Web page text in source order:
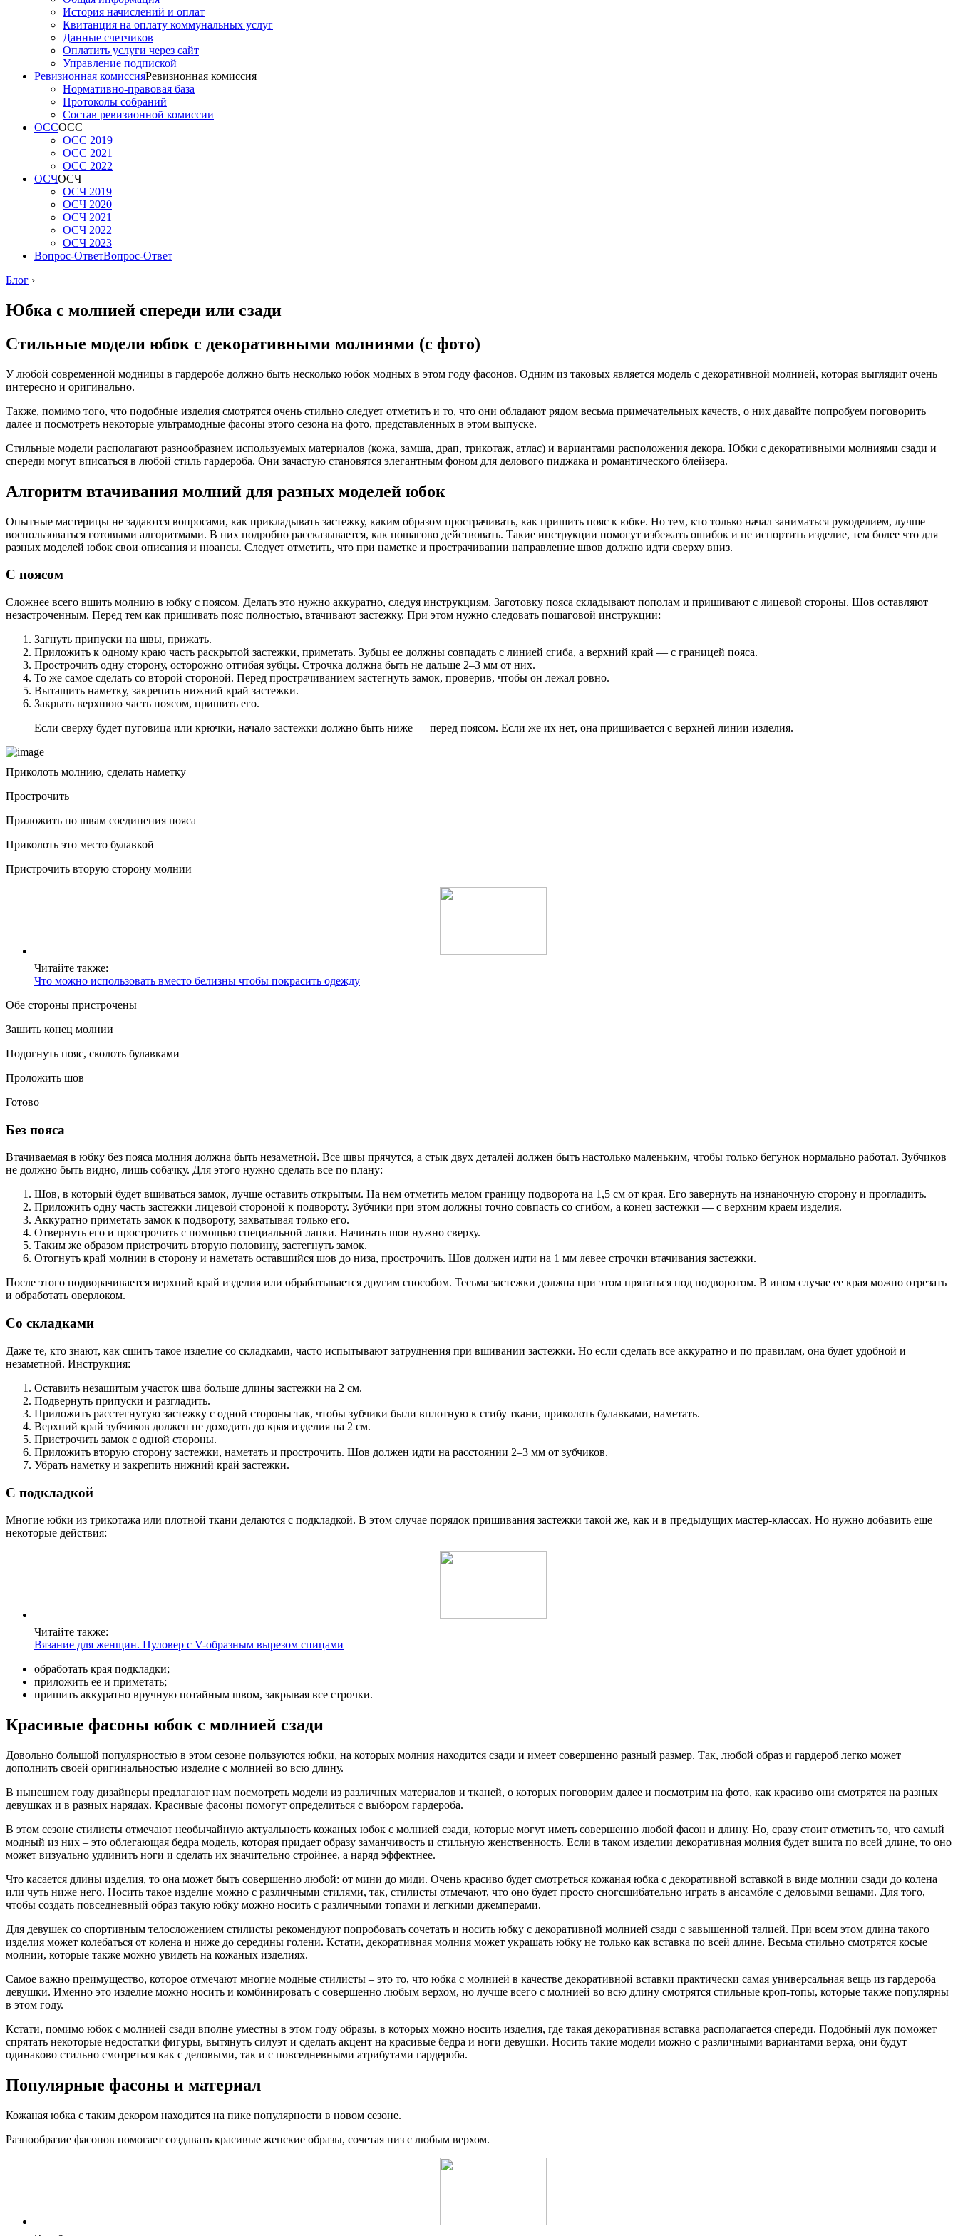
История начислений и оплат
Квитанция на оплату коммунальных услуг
Данные счетчиков
Оплатить услуги через сайт
Управление подпиской
Ревизионная комиссияРевизионная комиссия
Нормативно-правовая база
Протоколы собраний
Состав ревизионной комиссии
ОССОСС
ОСС 2019
ОСС 2021
ОСС 2022
ОСЧОСЧ
ОСЧ 2019
ОСЧ 2020
ОСЧ 2021
ОСЧ 2022
ОСЧ 2023
Вопрос-ОтветВопрос-Ответ
Блог ›
Юбка с молнией спереди или сзади
Стильные модели юбок с декоративными молниями (с фото)
У любой современной модницы в гардеробе должно быть несколько юбок модных в этом году фасонов. Одним из таковых является модель с декоративной молнией, которая выглядит очень
интересно и оригинально.
Также, помимо того, что подобные изделия смотрятся очень стильно следует отметить и то, что они обладают рядом весьма примечательных качеств, о них давайте попробуем поговорить
далее и посмотреть некоторые ультрамодные фасоны этого сезона на фото, представленных в этом выпуске.
Стильные модели располагают разнообразием используемых материалов (кожа, замша, драп, трикотаж, атлас) и вариантами расположения декора. Юбки с декоративными молниями сзади и
спереди могут вписаться в любой стиль гардероба. Они зачастую становятся элегантным фоном для делового пиджака и романтического блейзера.
Алгоритм втачивания молний для разных моделей юбок
Опытные мастерицы не задаются вопросами, как прикладывать застежку, каким образом прострачивать, как пришить пояс к юбке. Но тем, кто только начал заниматься рукоделием, лучше
воспользоваться готовыми алгоритмами. В них подробно рассказывается, как пошагово действовать. Такие инструкции помогут избежать ошибок и не испортить изделие, тем более что для
разных моделей юбок свои описания и нюансы. Следует отметить, что при наметке и прострачивании направление швов должно идти сверху вниз.
С поясом
Сложнее всего вшить молнию в юбку с поясом. Делать это нужно аккуратно, следуя инструкциям. Заготовку пояса складывают пополам и пришивают с лицевой стороны. Шов оставляют
незастроченным. Перед тем как пришивать пояс полностью, втачивают застежку. При этом нужно следовать пошаговой инструкции:
Загнуть припуски на швы, прижать.
Приложить к одному краю часть раскрытой застежки, приметать. Зубцы ее должны совпадать с линией сгиба, а верхний край — с границей пояса.
Прострочить одну сторону, осторожно отгибая зубцы. Строчка должна быть не дальше 2–3 мм от них.
То же самое сделать со второй стороной. Перед прострачиванием застегнуть замок, проверив, чтобы он лежал ровно.
Вытащить наметку, закрепить нижний край застежки.
Закрыть верхнюю часть поясом, пришить его.
Если сверху будет пуговица или крючки, начало застежки должно быть ниже — перед поясом. Если же их нет, она пришивается с верхней линии изделия.
Приколоть молнию, сделать наметку
Прострочить
Приложить по швам соединения пояса
Приколоть это место булавкой
Пристрочить вторую сторону молнии
Читайте также:
Что можно использовать вместо белизны чтобы покрасить одежду
Обе стороны пристрочены
Зашить конец молнии
Подогнуть пояс, сколоть булавками
Проложить шов
Готово
Без пояса
Втачиваемая в юбку без пояса молния должна быть незаметной. Все швы прячутся, а стык двух деталей должен быть настолько маленьким, чтобы только бегунок нормально работал. Зубчиков
не должно быть видно, лишь собачку. Для этого нужно сделать все по плану:
Шов, в который будет вшиваться замок, лучше оставить открытым. На нем отметить мелом границу подворота на 1,5 см от края. Его завернуть на изнаночную сторону и прогладить.
Приложить одну часть застежки лицевой стороной к подвороту. Зубчики при этом должны точно совпасть со сгибом, а конец застежки — с верхним краем изделия.
Аккуратно приметать замок к подвороту, захватывая только его.
Отвернуть его и прострочить с помощью специальной лапки. Начинать шов нужно сверху.
Таким же образом пристрочить вторую половину, застегнуть замок.
Отогнуть край молнии в сторону и наметать оставшийся шов до низа, прострочить. Шов должен идти на 1 мм левее строчки втачивания застежки.
После этого подворачивается верхний край изделия или обрабатывается другим способом. Тесьма застежки должна при этом прятаться под подворотом. В ином случае ее края можно отрезать
и обработать оверлоком.
Со складками
Даже те, кто знают, как сшить такое изделие со складками, часто испытывают затруднения при вшивании застежки. Но если сделать все аккуратно и по правилам, она будет удобной и
незаметной. Инструкция:
Оставить незашитым участок шва больше длины застежки на 2 см.
Подвернуть припуски и разгладить.
Приложить расстегнутую застежку с одной стороны так, чтобы зубчики были вплотную к сгибу ткани, приколоть булавками, наметать.
Верхний край зубчиков должен не доходить до края изделия на 2 см.
Пристрочить замок с одной стороны.
Приложить вторую сторону застежки, наметать и прострочить. Шов должен идти на расстоянии 2–3 мм от зубчиков.
Убрать наметку и закрепить нижний край застежки.
С подкладкой
Многие юбки из трикотажа или плотной ткани делаются с подкладкой. В этом случае порядок пришивания застежки такой же, как и в предыдущих мастер-классах. Но нужно добавить еще
некоторые действия:
Читайте также:
Вязание для женщин. Пуловер с V-образным вырезом спицами
обработать края подкладки;
приложить ее и приметать;
пришить аккуратно вручную потайным швом, закрывая все строчки.
Красивые фасоны юбок с молнией сзади
Довольно большой популярностью в этом сезоне пользуются юбки, на которых молния находится сзади и имеет совершенно разный размер. Так, любой образ и гардероб легко может
дополнить своей оригинальностью изделие с молнией во всю длину.
В нынешнем году дизайнеры предлагают нам посмотреть модели из различных материалов и тканей, о которых поговорим далее и посмотрим на фото, как красиво они смотрятся на разных
девушках и в разных нарядах. Красивые фасоны помогут определиться с выбором гардероба.
В этом сезоне стилисты отмечают необычайную актуальность кожаных юбок с молнией сзади, которые могут иметь совершенно любой фасон и длину. Но, сразу стоит отметить то, что самый
модный из них – это облегающая бедра модель, которая придает образу заманчивость и стильную женственность. Если в таком изделии декоративная молния будет вшита по всей длине, то оно
может визуально удлинить ноги и сделать их значительно стройнее, а наряд эффектнее.
Что касается длины изделия, то она может быть совершенно любой: от мини до миди. Очень красиво будет смотреться кожаная юбка с декоративной вставкой в виде молнии сзади до колена
или чуть ниже него. Носить такое изделие можно с различными стилями, так, стилисты отмечают, что оно будет просто сногсшибательно играть в ансамбле с деловыми вещами. Для того,
чтобы создать повседневный образ такую юбку можно носить с различными топами и легкими джемперами.
Для девушек со спортивным телосложением стилисты рекомендуют попробовать сочетать и носить юбку с декоративной молнией сзади с завышенной талией. При всем этом длина такого
изделия может колебаться от колена и ниже до середины голени. Кстати, декоративная молния может украшать юбку не только как вставка по всей длине. Весьма стильно смотрятся косые
молнии, которые также можно увидеть на кожаных изделиях.
Самое важно преимущество, которое отмечают многие модные стилисты – это то, что юбка с молнией в качестве декоративной вставки практически самая универсальная вещь из гардероба
девушки. Именно это изделие можно носить и комбинировать с совершенно любым верхом, но лучше всего с молнией во всю длину смотрятся стильные кроп-топы, которые также популярны
в этом году.
Кстати, помимо юбок с молнией сзади вполне уместны в этом году образы, в которых можно носить изделия, где такая декоративная вставка располагается спереди. Подобный лук поможет
спрятать некоторые недостатки фигуры, вытянуть силуэт и сделать акцент на красивые бедра и ноги девушки. Носить такие модели можно с различными вариантами верха, они будут
одинаково стильно смотреться как с деловыми, так и с повседневными атрибутами гардероба.
Популярные фасоны и материал
Кожаная юбка с таким декором находится на пике популярности в новом сезоне.
Разнообразие фасонов помогает создавать красивые женские образы, сочетая низ с любым верхом.